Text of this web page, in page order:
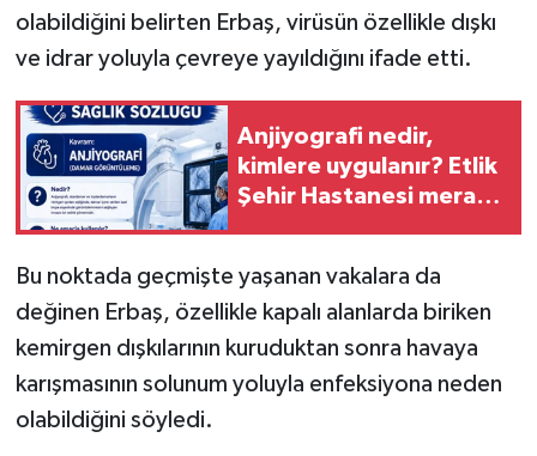
olabildiğini belirten Erbaş, virüsün özellikle dışkı
ve idrar yoluyla çevreye yayıldığını ifade etti.
Anjiyografi nedir,
kimlere uygulanır? Etlik
Şehir Hastanesi merak
Bu noktada geçmişte yaşanan vakalara da
değinen Erbaş, özellikle kapalı alanlarda biriken
kemirgen dışkılarının kuruduktan sonra havaya
karışmasının solunum yoluyla enfeksiyona neden
olabildiğini söyledi.